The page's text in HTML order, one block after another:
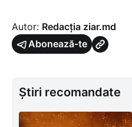
Autor: Redacția ziar.md
Abonează-te
Știri recomandate